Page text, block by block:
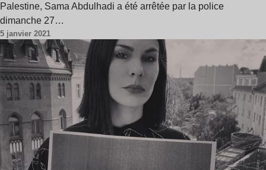
Palestine, Sama Abdulhadi a été arrêtée par la police
dimanche 27…
5 janvier 2021